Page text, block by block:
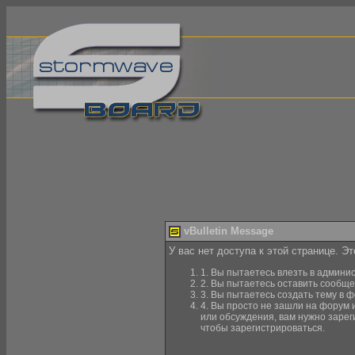
vBulletin Message
У вас нет доступа к этой странице.
1. Вы пытаетесь влезть в
2. Вы пытаетесь оставить
3. Вы пытаетесь создать тему в
4. Вы просто не зашли на форум
или обсуждения, вам нужно
чтобы зарегистрироваться.